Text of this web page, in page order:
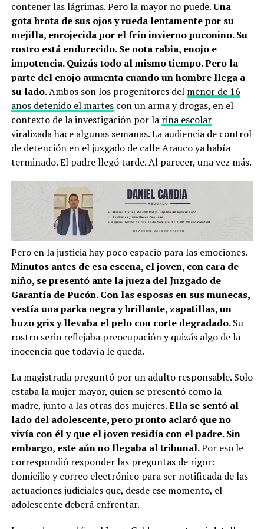
contener las lágrimas. Pero la mayor no puede.Una
gota brota de sus ojos y rueda lentamente por su
mejilla, enrojecida por el frío invierno puconino. Su
rostro está endurecido. Se nota rabia, enojo e
impotencia. Quizás todo al mismo tiempo. Pero la
parte del enojo aumenta cuando un hombre llega a
su lado.Ambos son los progenitores del menor de 16
años detenido el martescon un arma y drogas, en el
contexto de la investigación por la riña escolar
viralizada hace algunas semanas. La audiencia de control
de detención en el juzgado de calle Arauco ya había
terminado. El padre llegó tarde. Al parecer, una vez más.
Pero en la justicia hay poco espacio para las emociones.
Minutos antes de esa escena, el joven, con cara de
niño, se presentó ante la jueza del Juzgado de
Garantía de Pucón. Con las esposas en sus muñecas,
vestía una parka negra y brillante, zapatillas, un
buzo gris y llevaba el pelo con corte degradado.Su
rostro serio reflejaba preocupación y quizás algo de la
inocencia que todavía le queda.
La magistrada preguntó por un adulto responsable. Solo
estaba la mujer mayor, quien se presentó como la
madre, junto a las otras dos mujeres.Ella se sentó al
lado del adolescente, pero pronto aclaró que no
vivía con él y que el joven residía con el padre. Sin
embargo, este aún no llegaba al tribunal.Por eso le
correspondió responder las preguntas de rigor:
domicilio y correo electrónico para ser notificada de las
actuaciones judiciales que, desde ese momento, el
adolescente deberá enfrentar.